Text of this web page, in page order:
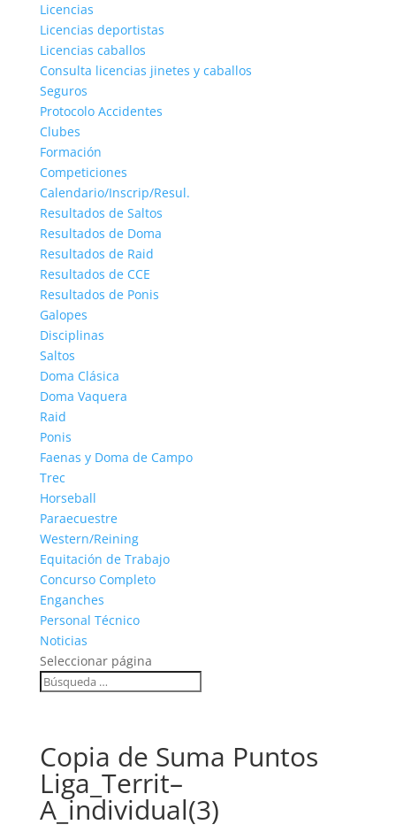
Licencias
Licencias deportistas
Licencias caballos
Consulta licencias jinetes y caballos
Seguros
Protocolo Accidentes
Clubes
Formación
Competiciones
Calendario/Inscrip/Resul.
Resultados de Saltos
Resultados de Doma
Resultados de Raid
Resultados de CCE
Resultados de Ponis
Galopes
Disciplinas
Saltos
Doma Clásica
Doma Vaquera
Raid
Ponis
Faenas y Doma de Campo
Trec
Horseball
Paraecuestre
Western/Reining
Equitación de Trabajo
Concurso Completo
Enganches
Personal Técnico
Noticias
Seleccionar página
Copia de Suma Puntos
Liga_Territ–
A_individual(3)